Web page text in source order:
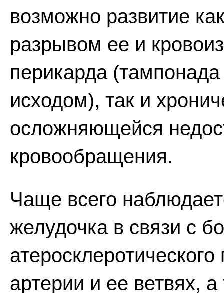
возможно развитие
разрывом ее и
перикарда
исходом), так и
осложняющейся
кровообращения.
Чаще всего
желудочка в связи с
артерии и ее ветвях,